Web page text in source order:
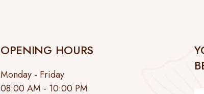
OPENING HOURS
Monday - Friday
08:00 AM - 10:00 PM